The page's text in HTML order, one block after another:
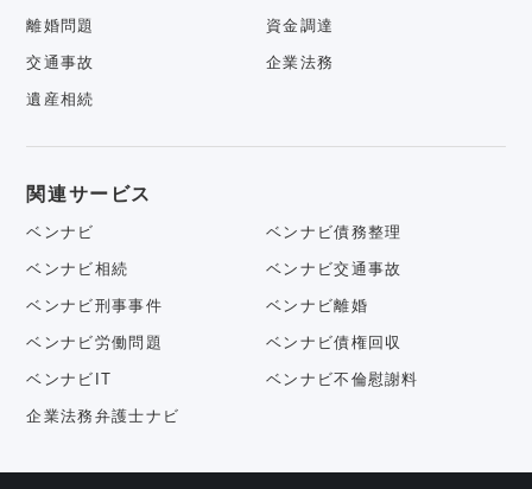
離婚問題 資金調達
交通事故 企業法務
遺産相続
関連サービス
ベンナビ ベンナビ債務整理
ベンナビ相続 ベンナビ交通事故
ベンナビ刑事事件 ベンナビ離婚
ベンナビ労働問題 ベンナビ債権回収
ベンナビIT ベンナビ不倫慰謝料
企業法務弁護士ナビ